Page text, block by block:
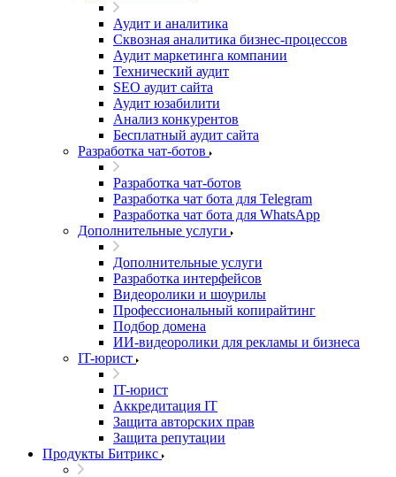
Аудит и аналитика
Сквозная аналитика бизнес-процессов
Аудит маркетинга компании
Технический аудит
SEO аудит сайта
Аудит юзабилити
Анализ конкурентов
Бесплатный аудит сайта
Разработка чат-ботов
Разработка чат-ботов
Разработка чат бота для Telegram
Разработка чат бота для WhatsApp
Дополнительные услуги
Дополнительные услуги
Разработка интерфейсов
Видеоролики и шоурилы
Профессиональный копирайтинг
Подбор домена
ИИ-видеоролики для рекламы и бизнеса
IT-юрист
IT-юрист
Аккредитация IT
Защита авторских прав
Защита репутации
Продукты Битрикс